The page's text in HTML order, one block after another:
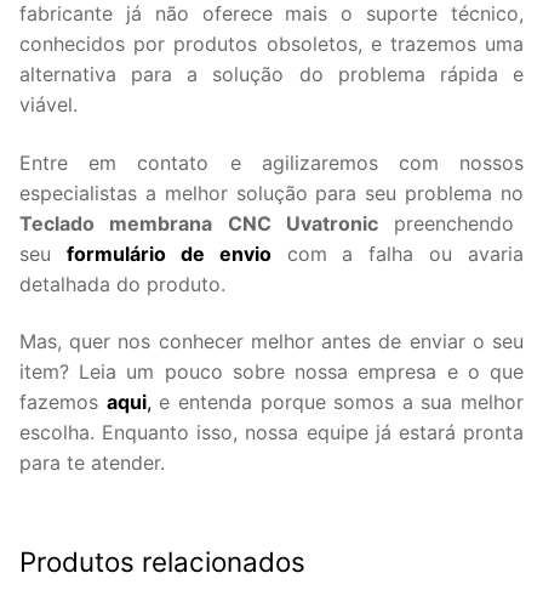
fabricante já não oferece mais o suporte técnico,
conhecidos por produtos obsoletos, e trazemos uma
alternativa para a solução do problema rápida e
viável.
Entre em contato e agilizaremos com nossos
especialistas a melhor solução para seu problema no
Teclado membrana CNC Uvatronic preenchendo
seu formulário de enviocom a falha ou avaria
detalhada do produto.
Mas, quer nos conhecer melhor antes de enviar o seu
item? Leia um pouco sobre nossa empresa e o que
fazemos aqui,e entenda porque somos a sua melhor
escolha. Enquanto isso, nossa equipe já estará pronta
para te atender.
Produtos relacionados